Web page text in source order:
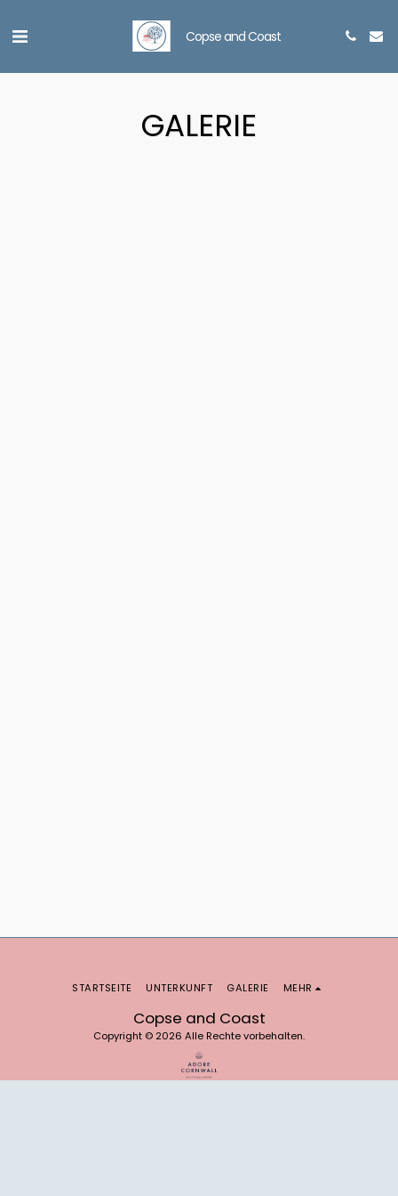
Copse and Coast
GALERIE
Copse and Coast
Copyright © 2026 Alle Rechte vorbehalten.
STARTSEITE UNTERKUNFT GALERIE MEHR